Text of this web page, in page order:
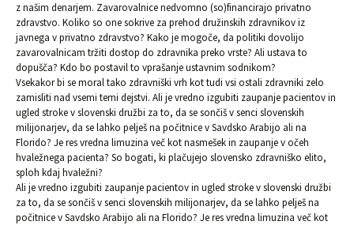
z našim denarjem. Zavarovalnice nedvomno (so)financirajo privatno
zdravstvo. Koliko so one sokrive za prehod družinskih zdravnikov iz
javnega v privatno zdravstvo? Kako je mogoče, da politiki dovolijo
zavarovalnicam tržiti dostop do zdravnika preko vrste? Ali ustava to
dopušča? Kdo bo postavil to vprašanje ustavnim sodnikom?
Vsekakor bi se moral tako zdravniški vrh kot tudi vsi ostali zdravniki zelo
zamisliti nad vsemi temi dejstvi. Ali je vredno izgubiti zaupanje pacientov in
ugled stroke v slovenski družbi za to, da se sončiš v senci slovenskih
milijonarjev, da se lahko pelješ na počitnice v Savdsko Arabijo ali na
Florido? Je res vredna limuzina več kot nasmešek in zaupanje v očeh
hvaležnega pacienta? So bogati, ki plačujejo slovensko zdravniško elito,
sploh kdaj hvaležni?
Ali je vredno izgubiti zaupanje pacientov in ugled stroke v slovenski družbi
za to, da se sončiš v senci slovenskih milijonarjev, da se lahko pelješ na
počitnice v Savdsko Arabijo ali na Florido? Je res vredna limuzina več kot